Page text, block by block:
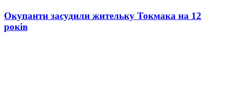
Окупанти засудили жительку Токмака на 12
років